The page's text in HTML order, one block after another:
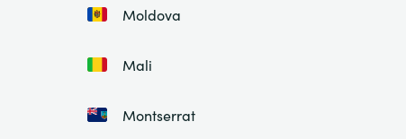
Moldova
Mali
Montserrat